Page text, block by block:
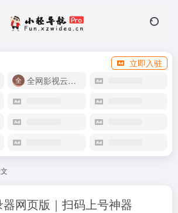
立即入驻
全网影视云盘资源
网页版｜扫码上号神器